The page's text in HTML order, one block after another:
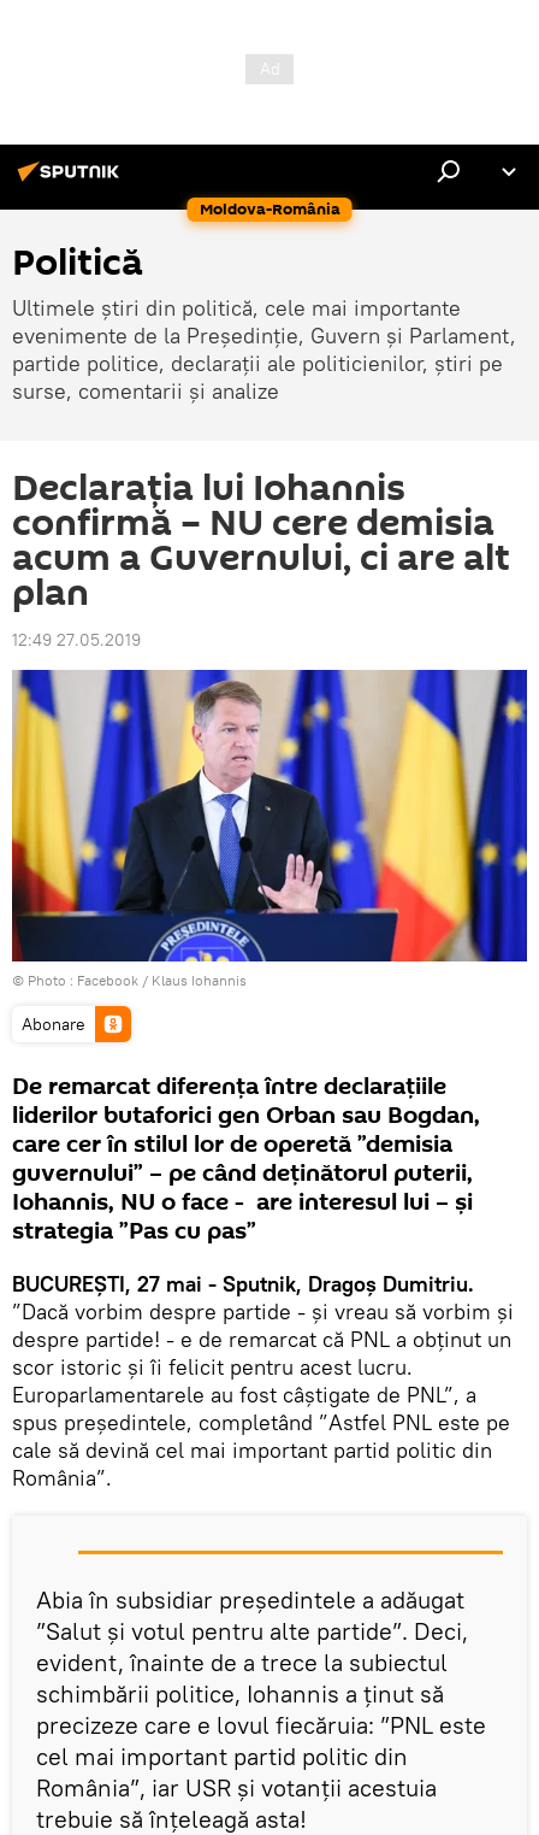
Moldova-România
Politică
Ultimele știri din politică, cele mai importante
evenimente de la Președinție, Guvern și Parlament,
partide politice, declarații ale politicienilor, știri pe
surse, comentarii și analize
Declarația lui Iohannis
confirmă – NU cere demisia
acum a Guvernului, ci are alt
plan
12:49 27.05.2019
© Photo : Facebook / Klaus Iohannis
Abonare
De remarcat diferența între declarațiile
liderilor butaforici gen Orban sau Bogdan,
care cer în stilul lor de operetă ”demisia
guvernului” – pe când deținătorul puterii,
Iohannis, NU o face - are interesul lui – și
strategia ”Pas cu pas”
BUCUREȘTI, 27 mai - Sputnik, Dragoș Dumitriu.
”Dacă vorbim despre partide - şi vreau să vorbim şi
despre partide! - e de remarcat că PNL a obținut un
scor istoric şi îi felicit pentru acest lucru.
Europarlamentarele au fost câştigate de PNL”, a
spus președintele, completând ”Astfel PNL este pe
cale să devină cel mai important partid politic din
România”.
Abia în subsidiar președintele a adăugat
”Salut şi votul pentru alte partide”. Deci,
evident, înainte de a trece la subiectul
schimbării politice, Iohannis a ținut să
precizeze care e lovul fiecăruia: ”PNL este
cel mai important partid politic din
România”, iar USR și votanții acestuia
trebuie să înțeleagă asta!